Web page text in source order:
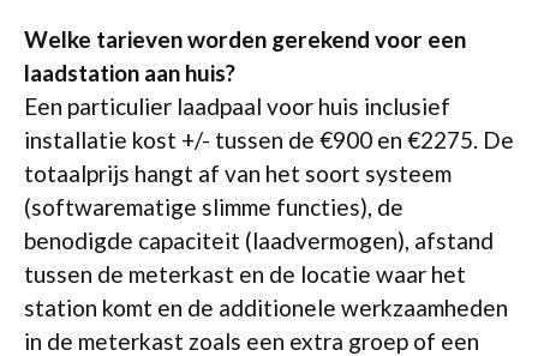
Welke tarieven worden gerekend voor een
laadstation aan huis?
Een particulier laadpaal voor huis inclusief
installatie kost +/- tussen de €900 en €2275. De
totaalprijs hangt af van het soort systeem
(softwarematige slimme functies), de
benodigde capaciteit (laadvermogen), afstand
tussen de meterkast en de locatie waar het
station komt en de additionele werkzaamheden
in de meterkast zoals een extra groep of een